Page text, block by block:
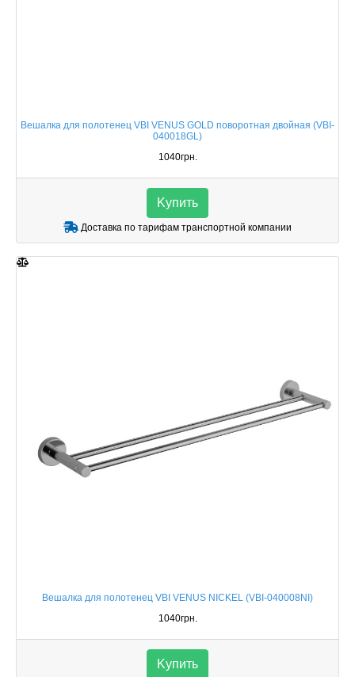
Вешалка для полотенец VBI VENUS GOLD поворотная двойная (VBI-
040018GL)
1040грн.
Kупить
Доставка по тарифам транспортной компании
Вешалка для полотенец VBI VENUS NICKEL (VBI-040008NI)
1040грн.
Kупить